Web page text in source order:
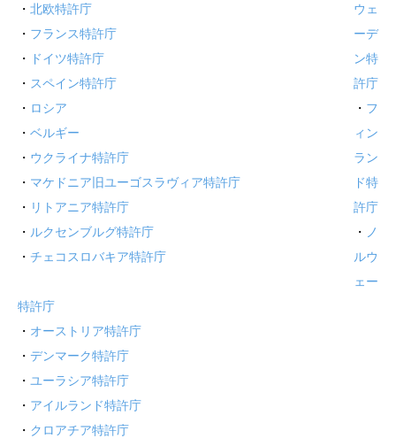
・ 北欧特許庁
・ フランス特許庁
・
ドイツ特許庁
・ スペイン特許庁
・ ロシア
・ ベルギー
・ ウクライナ特許庁
・ マケドニア旧ユーゴスラヴィア特許庁
・ リトアニア特許庁
・ ルクセンブルグ特許庁
・ チェコスロバキア特許庁
ウェ
ーデ
ン特
許庁
・ フ
ィン
ラン
ド特
許庁
・ ノ
ルウ
ェー
特許庁
・ オーストリア特許庁
・ デンマーク特許庁
・ ユーラシア特許庁
・ アイルランド特許庁
・ クロアチア特許庁